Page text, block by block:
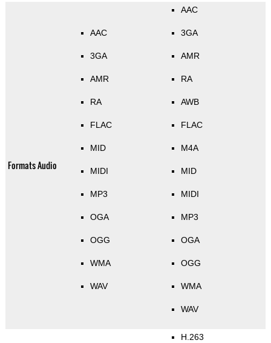
Formats Audio
AAC
3GA
AMR
RA
FLAC
MID
MIDI
MP3
OGA
OGG
WMA
WAV
AAC
3GA
AMR
RA
AWB
FLAC
M4A
MID
MIDI
MP3
OGA
OGG
WMA
WAV
H.263